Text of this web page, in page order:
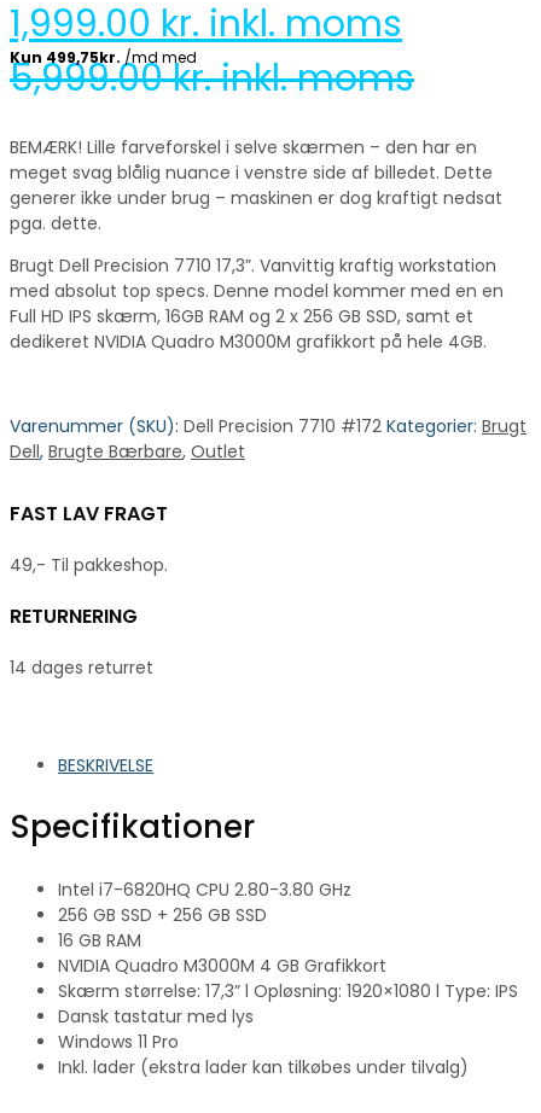
1,999.00 kr. inkl. moms
5,999.00kr. inkl. moms
BEMÆRK! Lille farveforskel i selve skærmen – den har en
meget svag blålig nuance i venstre side af billedet. Dette
generer ikke under brug – maskinen er dog kraftigt nedsat
pga. dette.
Brugt Dell Precision 7710 17,3”. Vanvittig kraftig workstation
med absolut top specs. Denne model kommer med en en
Full HD IPS skærm, 16GB RAM og 2 x 256 GB SSD, samt et
dedikeret NVIDIA Quadro M3000M grafikkort på hele 4GB.
Varenummer (SKU): Dell Precision 7710 #172 Kategorier: Brugt
Dell, Brugte Bærbare, Outlet
FAST LAV FRAGT
49,- Til pakkeshop.
RETURNERING
14 dages returret
BESKRIVELSE
Specifikationer
Intel i7-6820HQ CPU 2.80-3.80 GHz
256 GB SSD + 256 GB SSD
16 GB RAM
NVIDIA Quadro M3000M 4 GB Grafikkort
Skærm størrelse: 17,3” l Opløsning: 1920×1080 l Type: IPS
Dansk tastatur med lys
Windows 11 Pro
Inkl. lader (ekstra lader kan tilkøbes under tilvalg)